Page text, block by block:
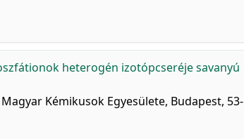
heterogén izotópcseréje savanyú
Kémikusok Egyesülete, Budapest, 53-